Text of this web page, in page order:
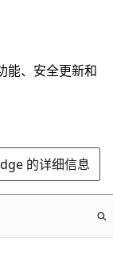
能、安全更新和
的详细信息